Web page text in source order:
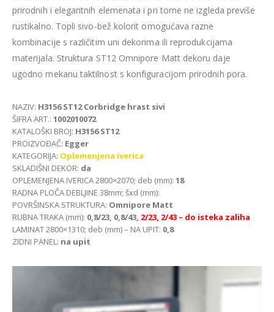
prirodnih i elegantnih elemenata i pri tome ne izgleda previše
rustikalno. Topli sivo-bež kolorit omogućava razne
kombinacije s različitim uni dekorima ili reprodukcijama
materijala. Struktura ST12 Omnipore Matt dekoru daje
ugodno mekanu taktilnost s konfiguracijom prirodnih pora.
NAZIV: H3156 ST12 Corbridge hrast sivi
ŠIFRA ART.: 1002010072
KATALOŠKI BROJ: H3156 ST12
PROIZVOĐAČ: Egger
KATEGORIJA: Oplemenjena iverica
SKLADIŠNI DEKOR: da
OPLEMENJENA IVERICA 2800×2070; deb (mm): 18
RADNA PLOČA DEBLJINE 38mm; šxd (mm):
POVRŠINSKA STRUKTURA: Omnipore Matt
RUBNA TRAKA (mm): 0,8/23, 0,8/43, 2/23, 2/43 – do isteka zaliha
LAMINAT 2800×1310; deb (mm) – NA UPIT: 0,8
ZIDNI PANEL: na upit